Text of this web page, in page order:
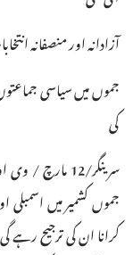
آزادانہ اور منصفانہ
جموں میں سیاسی
کی
سرینگر/12
جموں کشمیر میں اسمبلی
کرانا ان کی ترجیح رہے